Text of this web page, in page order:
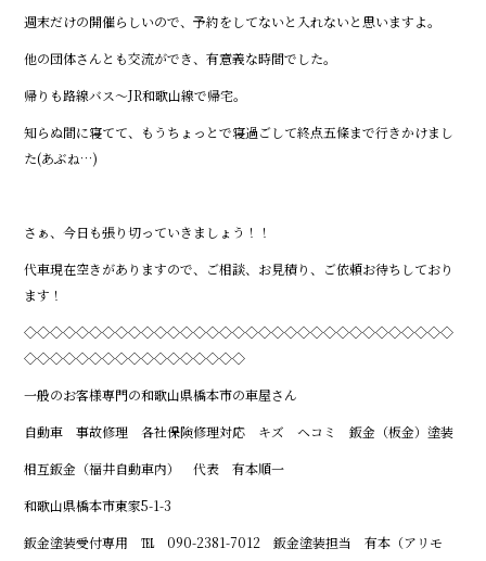
週末だけの開催らしいので、予約をしてないと入れないと思いますよ。
他の団体さんとも交流ができ、有意義な時間でした。
帰りも路線バス～JR和歌山線で帰宅。
知らぬ間に寝てて、もうちょっとで寝過ごして終点五條まで行きかけまし
た(あぶね…)
さぁ、今日も張り切っていきましょう！！
代車現在空きがありますので、ご相談、お見積り、ご依頼お待ちしており
ます！
◇◇◇◇◇◇◇◇◇◇◇◇◇◇◇◇◇◇◇◇◇◇◇◇◇◇◇◇◇◇◇◇◇
◇◇◇◇◇◇◇◇◇◇◇◇◇◇◇◇◇
一般のお客様専門の和歌山県橋本市の車屋さん
自動車 事故修理 各社保険修理対応 キズ ヘコミ 鈑金（板金）塗装
相互鈑金（福井自動車内） 代表 有本順一
和歌山県橋本市東家5-1-3
鈑金塗装受付専用 ℡ 090-2381-7012 鈑金塗装担当 有本（アリモ